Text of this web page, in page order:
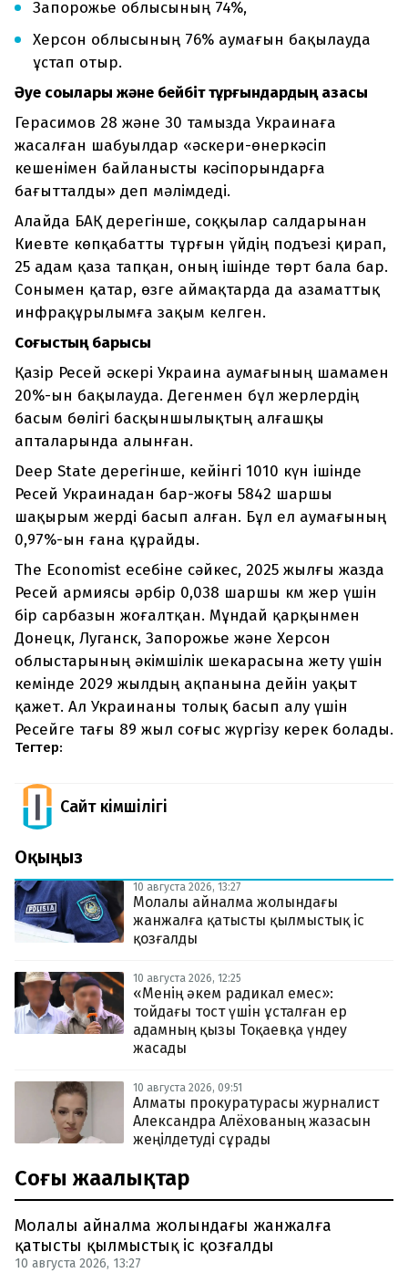
Запорожье облысының 74%,
Херсон облысының 76% аумағын бақылауда
ұстап отыр.
Әуе соққылары және бейбіт тұрғындардың қазасы
Герасимов 28 және 30 тамызда Украинаға
жасалған шабуылдар «әскери-өнеркәсіп
кешенімен байланысты кәсіпорындарға
бағытталды» деп мәлімдеді.
Алайда БАҚ дерегінше, соққылар салдарынан
Киевте көпқабатты тұрғын үйдің подъезі қирап,
25 адам қаза тапқан, оның ішінде төрт бала бар.
Сонымен қатар, өзге аймақтарда да азаматтық
инфрақұрылымға зақым келген.
Соғыстың барысы
Қазір Ресей әскері Украина аумағының шамамен
20%-ын бақылауда. Дегенмен бұл жерлердің
басым бөлігі басқыншылықтың алғашқы
апталарында алынған.
Deep State дерегінше, кейінгі 1010 күн ішінде
Ресей Украинадан бар-жоғы 5842 шаршы
шақырым жерді басып алған. Бұл ел аумағының
0,97%-ын ғана құрайды.
The Economist есебіне сәйкес, 2025 жылғы жазда
Ресей армиясы әрбір 0,038 шаршы км жер үшін
бір сарбазын жоғалтқан. Мұндай қарқынмен
Донецк, Луганск, Запорожье және Херсон
облыстарының әкімшілік шекарасына жету үшін
кемінде 2029 жылдың ақпанына дейін уақыт
қажет. Ал Украинаны толық басып алу үшін
Ресейге тағы 89 жыл соғыс жүргізу керек болады.
Тегтер:
Сайт Әкімшілігі
Оқыңыз
10 августа 2026, 13:27
Молалы айналма жолындағы
жанжалға қатысты қылмыстық іс
қозғалды
10 августа 2026, 12:25
«Менің әкем радикал емес»:
тойдағы тост үшін ұсталған ер
адамның қызы Тоқаевқа үндеу
жасады
10 августа 2026, 09:51
Алматы прокуратурасы журналист
Александра Алёхованың жазасын
жеңілдетуді сұрады
Соңғы жаңалықтар
Молалы айналма жолындағы жанжалға
қатысты қылмыстық іс қозғалды
10 августа 2026, 13:27